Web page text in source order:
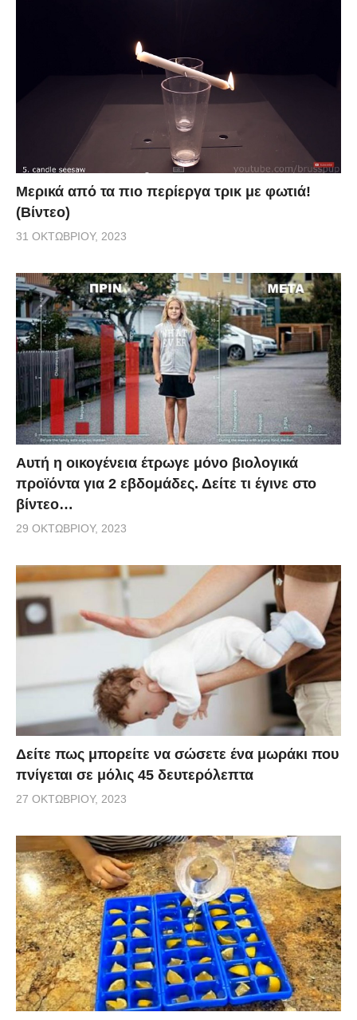
Μερικά από τα πιο περίεργα τρικ με φωτιά!
(Βίντεο)
31 ΟΚΤΩΒΡΊΟΥ, 2023
Aυτή η οικογένεια έτρωγε μόνο βιολογικά
προϊόντα για 2 εβδομάδες. Δείτε τι έγινε στο
βίντεο…
29 ΟΚΤΩΒΡΊΟΥ, 2023
Δείτε πως μπορείτε να σώσετε ένα μωράκι που
πνίγεται σε μόλις 45 δευτερόλεπτα
27 ΟΚΤΩΒΡΊΟΥ, 2023